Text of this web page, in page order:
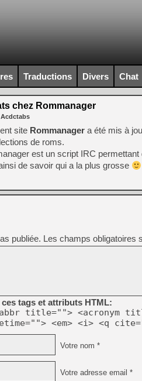
Traductions Divers Chat
chez Rommanager
site Rommanager a été mis à
de roms.
est un script IRC permettant
de savoir qui a la plus grosse
publiée. Les champs obligatoires
tags et attributs HTML:
title=""> <acronym
<em> <i> <q
Votre nom *
Votre adresse email *